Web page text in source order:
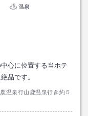
温泉
心に位置する当ホテ
品です。
温泉行山鹿温泉行き約５